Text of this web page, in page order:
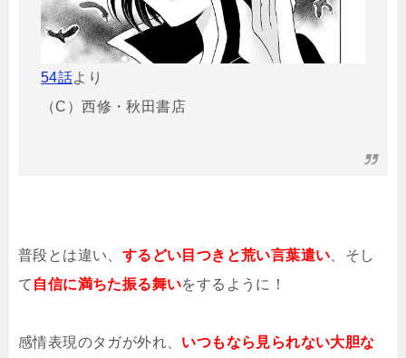
54話より
（C）西修・秋田書店
普段とは違い、 するどい目つきと荒い言葉遣い 、そし
て 自信に満ちた振る舞いをするように！
感情表現のタガが外れ、 いつもなら見られない大胆な